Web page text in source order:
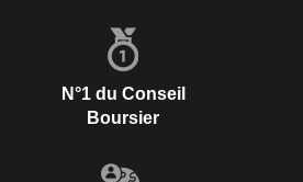
N°1 du Conseil
Boursier